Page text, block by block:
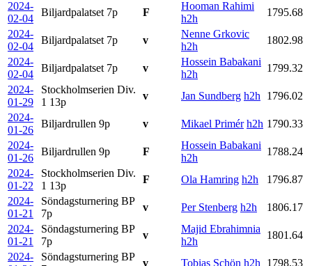
2024-
02-04
Biljardpalatset 7p F
Hooman Rahimi
h2h
1795.68
2024-
02-04
Biljardpalatset 7p v
Nenne Grkovic
h2h
1802.98
2024-
02-04
Biljardpalatset 7p v
Hossein Babakani
h2h
1799.32
2024-
01-29
Stockholmserien Div.
1 13p
v Jan Sundberg h2h
1796.02
2024-
01-26
Biljardrullen 9p v Mikael Primér h2h 1790.33
2024-
01-26
Biljardrullen 9p F
Hossein Babakani
h2h
1788.24
2024-
01-22
Stockholmserien Div.
1 13p
F Ola Hamring h2h
1796.87
2024-
01-21
Söndagsturnering BP
7p
v Per Stenberg h2h
1806.17
2024-
01-21
Söndagsturnering BP
7p
v
Majid Ebrahimnia
h2h
1801.64
2024-
Söndagsturnering BP
v Tobias Schön h2h
1798.53